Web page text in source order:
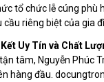
tổ chức lễ cúng phù
cầu riêng biệt của gia
Uy Tín và Chất
tâm, Nguyễn Phúc
hàng đầu.